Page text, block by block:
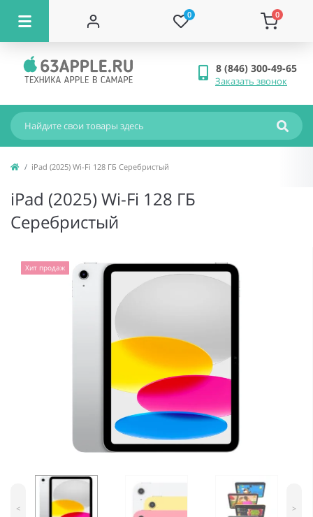
0 0
8 (846) 300-49-65
Заказать звонок
iPad (2025) Wi-Fi 128 ГБ Серебристый
iPad (2025) Wi-Fi 128 ГБ
Серебристый
Хит продаж
< >